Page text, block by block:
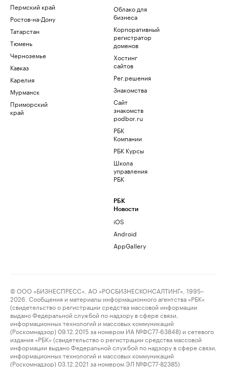
Пермский край
Ростов-на-Дону
Татарстан
Тюмень
Черноземье
Кавказ
Карелия
Мурманск
Приморский
край
Облако для
бизнеса
Корпоративный
регистратор
доменов
Хостинг
сайтов
Рег.решения
Знакомства
Сайт
знакомств
podbor.ru
РБК
Компании
РБК Курсы
Школа
управления
РБК
РБК
Новости
iOS
Android
AppGallery
© ООО «БИЗНЕСПРЕСС», АО «РОСБИЗНЕСКОНСАЛТИНГ», 1995–
2026. Сообщения и материалы информационного агентства «РБК»
(свидетельство о регистрации средства массовой информации
выдано Федеральной службой по надзору в сфере связи,
информационных технологий и массовых коммуникаций
(Роскомнадзор) 09.12.2015 за номером ИА №ФС77-63848) и сетевого
издания «РБК» (свидетельство о регистрации средства массовой
информации выдано Федеральной службой по надзору в сфере связи,
информационных технологий и массовых коммуникаций
(Роскомнадзор) 03.12.2021 за номером ЭЛ №ФС77-82385)